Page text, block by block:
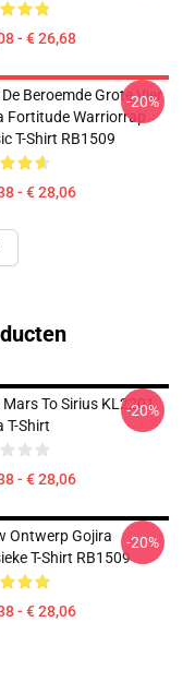
- € 26,68
Beroemde Grote Vier
Fortitude Warriorrap
T-Shirt RB1509
- € 28,06
-20%
Mars To Sirius KL2201
T-Shirt
- € 28,06
-20%
Ontwerp Gojira
T-Shirt RB1509
- € 28,06
-20%